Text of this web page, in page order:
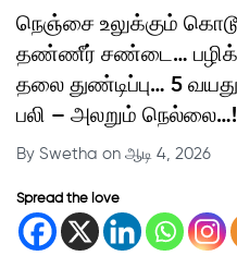
நெஞ்சை உலுக்கும்
தண்ணீர் சண்டை…
தலை துண்டிப்பு… 5
பலி – அலறும்
By Swetha on ஆடி 4, 2026
Spread the love